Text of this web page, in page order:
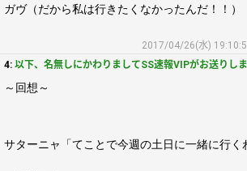
ガヴ（だから私は行きたくなかったんだ！！）
2017/04/26(水)
4: 以下、名無しにかわりましてSS速報VIPがお送りし
～回想～
サターニャ「てことで今週の土日に一緒に行く